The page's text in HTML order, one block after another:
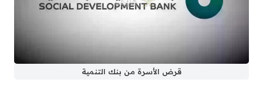
قرض الأسرة من بنك التنمية